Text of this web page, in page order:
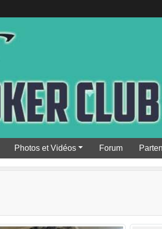
Photos et Vidéos Forum